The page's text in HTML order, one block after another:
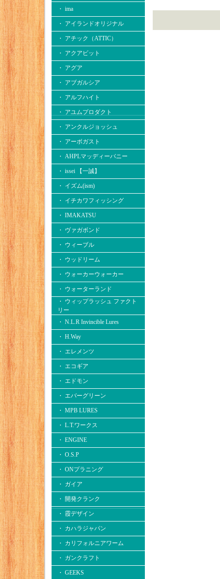
・ ima
・ アイランドオリジナル
・ アチック（ATTIC）
・ アクアビット
・ アグア
・ アブガルシア
・ アルフハイト
・ アユムプロダクト
・ アンクルジョッシュ
・ アーボガスト
・ AHPLマッディーバニー
・ issei 【一誠】
・ イズム(ism)
・ イチカワフィッシング
・ IMAKATSU
・ ヴァガボンド
・ ウィーブル
・ ウッドリーム
・ ウォーカーウォーカー
・ ウォーターランド
・ ウィップラッシュ ファクト
リー
・ N.L.R Invincible Lures
・ H.Way
・ エレメンツ
・ エコギア
・ エドモン
・ エバーグリーン
・ MPB LURES
・ L.T.ワークス
・ ENGINE
・ O.S.P
・ ONプラニング
・ ガイア
・ 開発クランク
・ 霞デザイン
・ カハラジャパン
・ カリフォルニアワーム
・ ガンクラフト
・ GEEKS